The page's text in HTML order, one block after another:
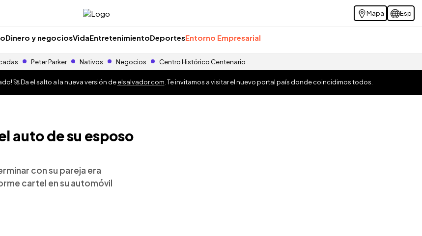
Mapa Esp
Dinero y negociosVidaEntretenimientoDeportesEntorno Empresarial
Peter Parker Nativos Negocios Centro Histórico Centenario
🚀 Da el salto a la nueva versión deelsalvador.com . Te invitamos a visitar el nuevo portal país donde coincidimos todos.
auto de su esposo
con su pareja era
cartel en su automóvil